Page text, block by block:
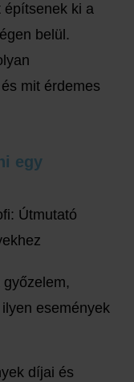
építsenek ki a
belül.
mit érdemes
egy
események
díjai és